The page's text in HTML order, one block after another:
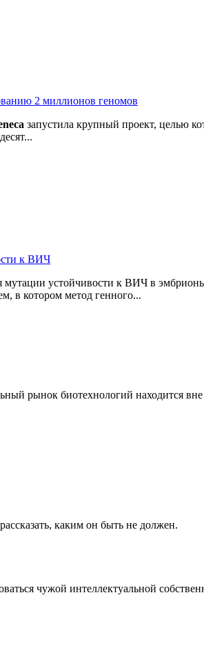
2 миллионов геномов
запустила крупный проект, целью
к ВИЧ
устойчивости к ВИЧ в
в котором метод генного...
рынок биотехнологий находится
каким он быть не должен.
чужой интеллектуальной